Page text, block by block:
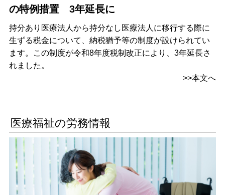
の特例措置 3年延長に
持分あり医療法人から持分なし医療法人に移行する際に
生ずる税金について、納税猶予等の制度が設けられてい
ます。この制度が令和8年度税制改正により、3年延長さ
れました。
>>本文へ
医療福祉の労務情報